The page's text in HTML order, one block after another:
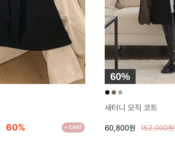
60% + CART
60%
● ● ●
새터니 모직 코트
60,800원 152,000원